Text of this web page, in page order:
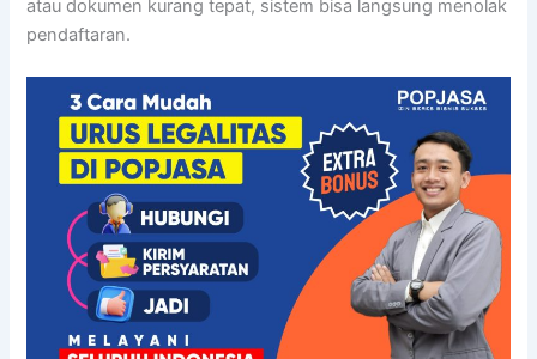
atau dokumen kurang tepat, sistem bisa langsung menolak
pendaftaran.